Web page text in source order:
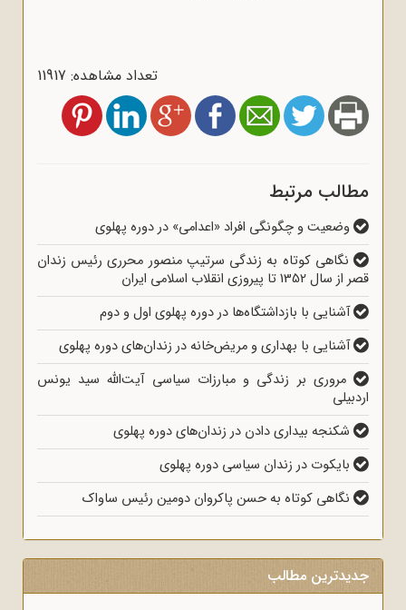
تعداد مشاهده: 11917
مطالب مرتبط
وضعیت و چگونگی افراد «اعدامی» در دوره پهلوی
نگاهی کوتاه به زندگی سرتیپ منصور محرری رئیس زندان
قصر از سال 1352 تا پیروزی انقلاب اسلامی ایران
آشنایی با بازداشتگاه‌ها در دوره پهلوی اول و دوم
آشنایی با بهداری و مریض‌خانه در زندان‌های دوره پهلوی
مروری بر زندگی و مبارزات سیاسی آیت‌الله سید یونس
اردبیلی
شکنجه بیداری دادن در زندان‌های دوره پهلوی
بایکوت در زندان سیاسی دوره پهلوی
نگاهی کوتاه به حسن پاکروان دومین رئیس ساواک
جدیدترین مطالب